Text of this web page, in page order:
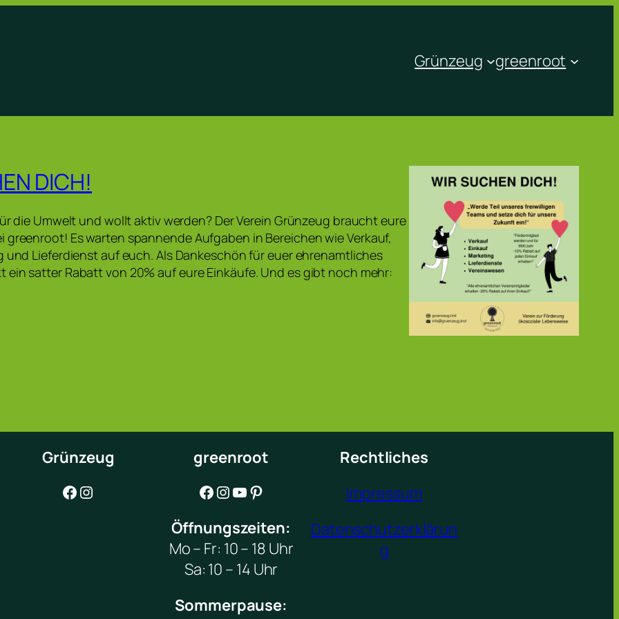
Grünzeug greenroot
DICH!
die Umwelt und wollt aktiv werden? Der Verein Grünzeug braucht eure
Es warten spannende Aufgaben in Bereichen wie Verkauf,
und Lieferdienst auf euch. Als Dankeschön für euer ehrenamtliches
ein satter Rabatt von 20% auf eure Einkäufe. Und es gibt noch mehr:
Grünzeug
Facebook Instagram
greenroot
Facebook Instagram YouTube Pinterest
Öffnungszeiten:
Mo – Fr: 10 – 18 Uhr
Sa: 10 – 14 Uhr
Sommerpause:
Rechtliches
Impressum
Datenschutzerklärun
g